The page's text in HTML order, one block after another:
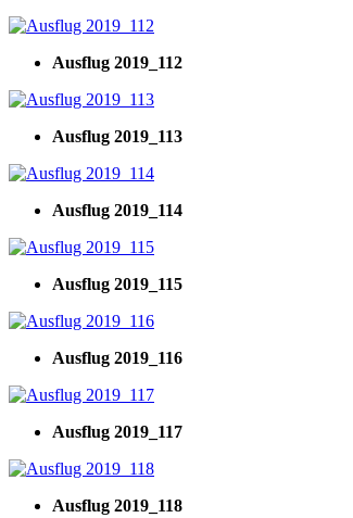
Ausflug 2019_112
Ausflug 2019_113
Ausflug 2019_114
Ausflug 2019_115
Ausflug 2019_116
Ausflug 2019_117
Ausflug 2019_118